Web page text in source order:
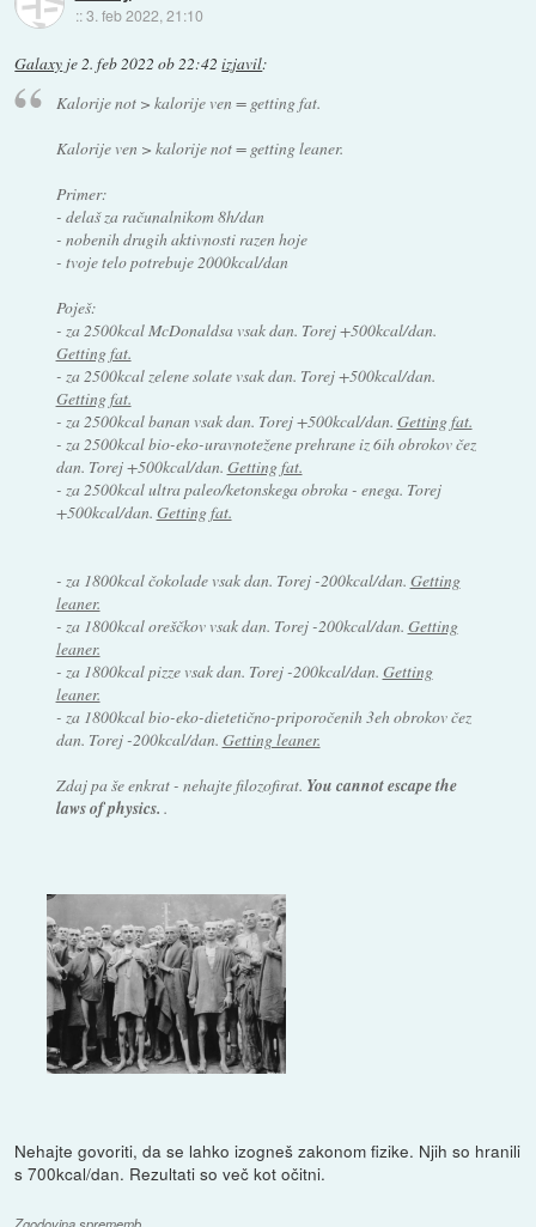
::3. feb 2022, 21:10
Galaxy je2. feb 2022 ob 22:42 izjavil:
Kalorije not > kalorije ven = getting fat.
Kalorije ven > kalorije not = getting leaner.
Primer:
- delaš za računalnikom 8h/dan
- nobenih drugih aktivnosti razen hoje
- tvoje telo potrebuje 2000kcal/dan
Poješ:
- za 2500kcal McDonaldsa vsak dan. Torej +500kcal/dan.
Getting fat.
- za 2500kcal zelene solate vsak dan. Torej +500kcal/dan.
Getting fat.
- za 2500kcal banan vsak dan. Torej +500kcal/dan. Getting fat.
- za 2500kcal bio-eko-uravnotežene prehrane iz 6ih obrokov čez
dan. Torej +500kcal/dan. Getting fat.
- za 2500kcal ultra paleo/ketonskega obroka - enega. Torej
+500kcal/dan. Getting fat.
- za 1800kcal čokolade vsak dan. Torej -200kcal/dan. Getting
leaner.
- za 1800kcal oreščkov vsak dan. Torej -200kcal/dan. Getting
leaner.
- za 1800kcal pizze vsak dan. Torej -200kcal/dan. Getting
leaner.
- za 1800kcal bio-eko-dietetično-priporočenih 3eh obrokov čez
dan. Torej -200kcal/dan. Getting leaner.
Zdaj pa še enkrat - nehajte filozofirat. You cannot escape the
laws of physics. .
Nehajte govoriti, da se lahko izogneš zakonom fizike. Njih so hranili
s 700kcal/dan. Rezultati so več kot očitni.